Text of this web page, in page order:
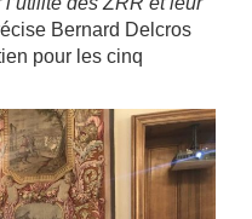
Bernard Delcros
pour les cinq